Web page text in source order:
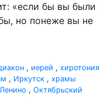
«если бы вы были
но понеже вы не
, иерей , хиротония
, Иркутск , храмы
, Октябрьский